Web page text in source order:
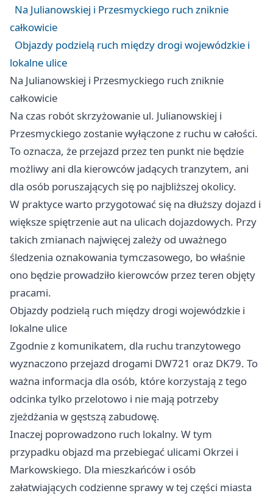
Na Julianowskiej i Przesmyckiego ruch zniknie
całkowicie
Objazdy podzielą ruch między drogi wojewódzkie i
lokalne ulice
Na Julianowskiej i Przesmyckiego ruch zniknie
całkowicie
Na czas robót skrzyżowanie ul. Julianowskiej i
Przesmyckiego zostanie wyłączone z ruchu w całości.
To oznacza, że przejazd przez ten punkt nie będzie
możliwy ani dla kierowców jadących tranzytem, ani
dla osób poruszających się po najbliższej okolicy.
W praktyce warto przygotować się na dłuższy dojazd i
większe spiętrzenie aut na ulicach dojazdowych. Przy
takich zmianach najwięcej zależy od uważnego
śledzenia oznakowania tymczasowego, bo właśnie
ono będzie prowadziło kierowców przez teren objęty
pracami.
Objazdy podzielą ruch między drogi wojewódzkie i
lokalne ulice
Zgodnie z komunikatem, dla ruchu tranzytowego
wyznaczono przejazd drogami DW721 oraz DK79. To
ważna informacja dla osób, które korzystają z tego
odcinka tylko przelotowo i nie mają potrzeby
zjeżdżania w gęstszą zabudowę.
Inaczej poprowadzono ruch lokalny. W tym
przypadku objazd ma przebiegać ulicami Okrzei i
Markowskiego. Dla mieszkańców i osób
załatwiających codzienne sprawy w tej części miasta